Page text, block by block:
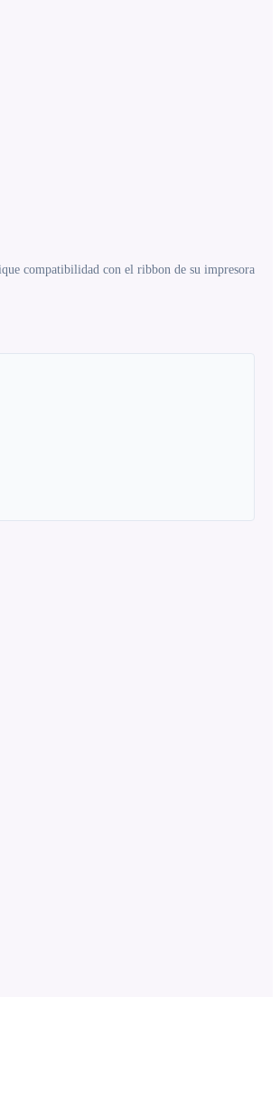
compatibilidad con el ribbon de su impresora